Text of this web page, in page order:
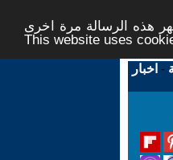
هذه الرسالة مرة اخرى -
This website uses
- اخبار